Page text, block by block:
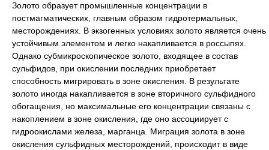
Золото образует промышленные концентрации в
постмагматических, главным образом гидротермальных,
месторождениях. В экзогенных условиях золото является очень
устойчивым элементом и легко накапливается в россыпях.
Однако субмикроскопическое золото, входящее в состав
сульфидов, при окислении последних приобретает
способность мигрировать в зоне окисления. В результате
золото иногда накапливается в зоне вторичного сульфидного
обогащения, но максимальные его концентрации связаны с
накоплением в зоне окисления, где оно ассоциирует с
гидроокислами железа, марганца. Миграция золота в зоне
окисления сульфидных месторождений, происходит в виде